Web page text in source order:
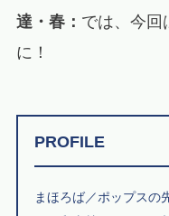
達・春： では、今回
に！
PROFILE
まほろば／ポップスの